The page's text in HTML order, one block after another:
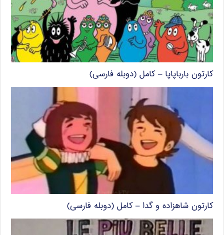
کارتون بارباپاپا – کامل (دوبله فارسی)
کارتون شاهزاده و گدا – کامل (دوبله فارسی)